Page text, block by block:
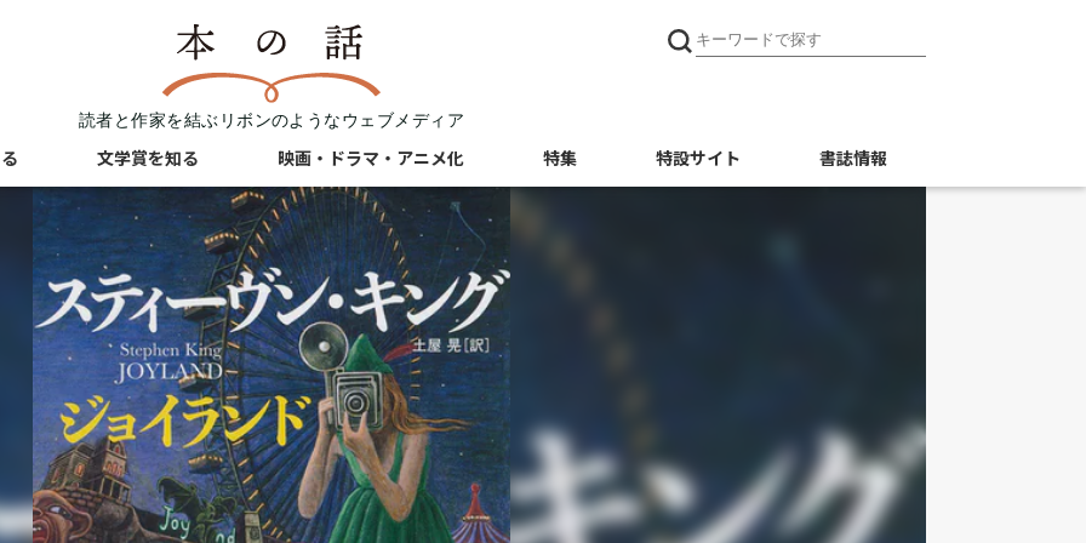
読者と作家を結ぶリボンのようなウェブメディア
文学賞を知る 映画・ドラマ・アニメ化 特集 特設サイト 書誌情報